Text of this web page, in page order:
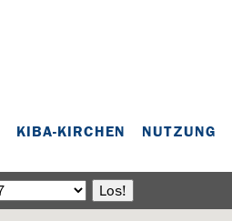
KIBA-KIRCHEN NUTZUNG